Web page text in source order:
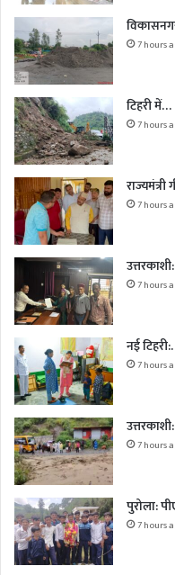
7 hours
टिहरी में…
7 hours
राज्यमंत्री
7 hours
7 hours
नई
7 hours
7 hours
पुरोला:
7 hours